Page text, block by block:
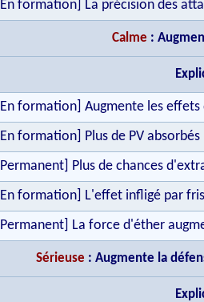
[En formation] La précision des
Calme :
[En formation] Augmente les effets
[En formation] Plus de PV
[Permanent] Plus de chances
[En formation] L'effet infligé par
[Permanent] La force d'éther
Sérieuse : Augmente la